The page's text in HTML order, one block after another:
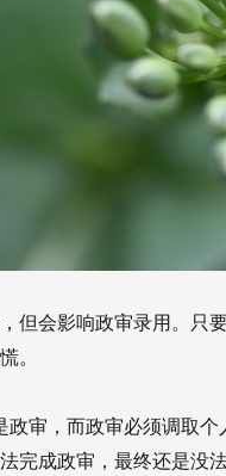
但会影响政审录用。只
。
政审，而政审必须调取
完成政审，最终还是没